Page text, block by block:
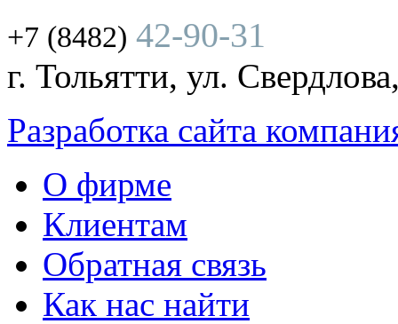
+7 (8482) 42-90-31
г. Тольятти, ул.
Разработка сайта
О фирме
Клиентам
Обратная связь
Как нас найти